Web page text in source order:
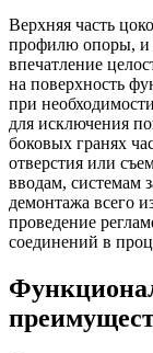
Верхняя часть
профилю опоры, и
впечатление
на поверхность
при
для исключения
боковых гранях
отверстия или
вводам, системам
демонтажа всего
проведение
соединений в